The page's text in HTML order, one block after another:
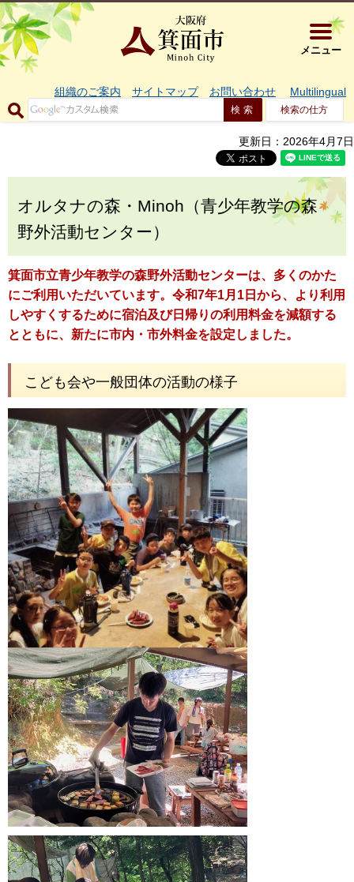
大阪府箕
メニュー
組織のご案内 サイトマップ お問い合わせ Multilingual
検索の仕方
更新日：2026年4月7日
オルタナの森・Minoh（青少年教学の森
野外活動センター）
箕面市立青少年教学の森野外活動センターは、多くのかた
にご利用いただいています。令和7年1月1日から、より利用
しやすくするために宿泊及び日帰りの利用料金を減額する
とともに、新たに市内・市外料金を設定しました。
こども会や一般団体の活動の様子